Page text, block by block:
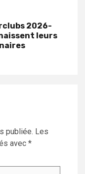
2026-
leurs
publiée. Les
avec *